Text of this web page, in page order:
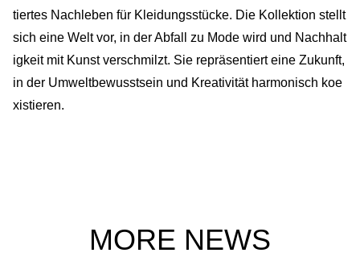
tiertes Nachleben für Kleidungsstücke. Die Kollektion stellt
sich eine Welt vor, in der Abfall zu Mode wird und Nachhalt
igkeit mit Kunst verschmilzt. Sie repräsentiert eine Zukunft,
in der Umweltbewusstsein und Kreativität harmonisch koe
xistieren.
MORE NEWS